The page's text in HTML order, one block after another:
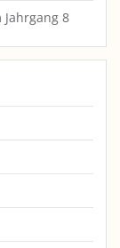
Jahrgang 8